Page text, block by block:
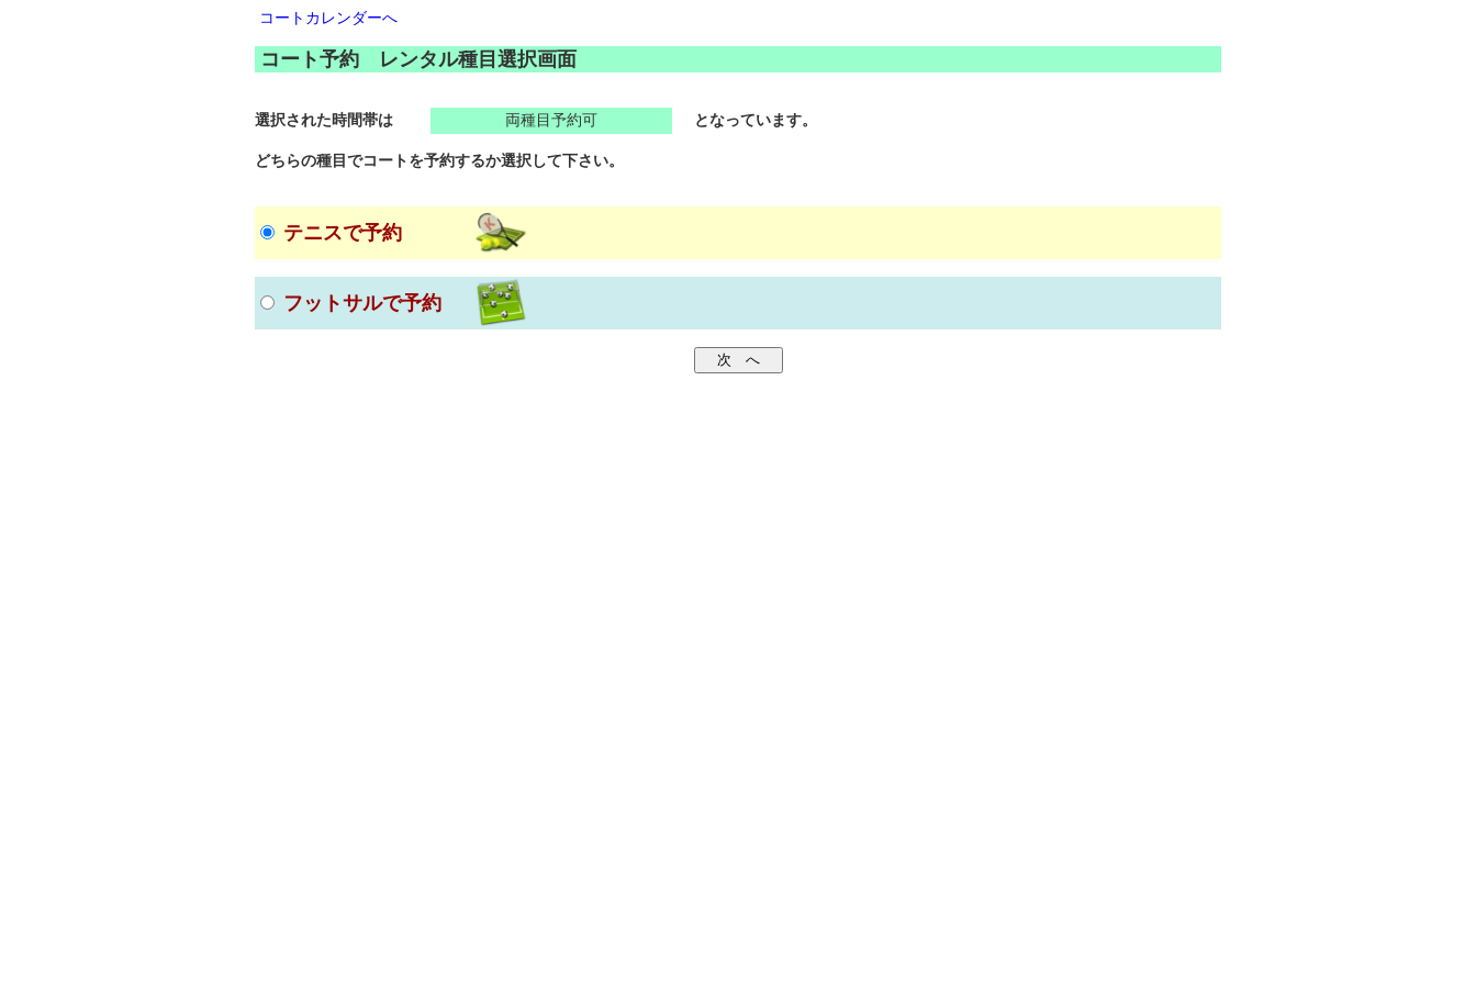
コートカレンダーへ
コート予約 レンタル種目選択画面
選択された時間帯は 両種目予約可 となっています。
どちらの種目でコートを予約するか選択して下さい。
テニスで予約
フットサルで予約